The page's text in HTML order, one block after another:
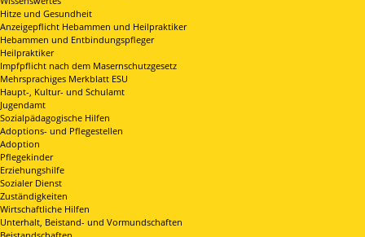
Hitze und Gesundheit
Anzeigepflicht Hebammen und Heilpraktiker
Hebammen und Entbindungspfleger
Heilpraktiker
Impfpflicht nach dem Masernschutzgesetz
Mehrsprachiges Merkblatt ESU
Haupt-, Kultur- und Schulamt
Jugendamt
Sozialpädagogische Hilfen
Adoptions- und Pflegestellen
Adoption
Pflegekinder
Erziehungshilfe
Sozialer Dienst
Zuständigkeiten
Wirtschaftliche Hilfen
Unterhalt, Beistand- und Vormundschaften